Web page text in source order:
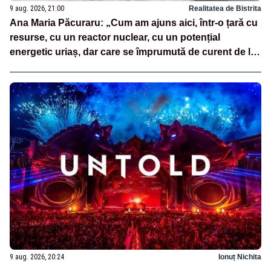
9 aug. 2026, 21:00 Realitatea de Bistrita
Ana Maria Păcuraru: „Cum am ajuns aici, într-o țară cu
resurse, cu un reactor nuclear, cu un potențial
energetic uriaș, dar care se împrumută de curent de la
9 aug. 2026, 20:24 Ionuț Nichita